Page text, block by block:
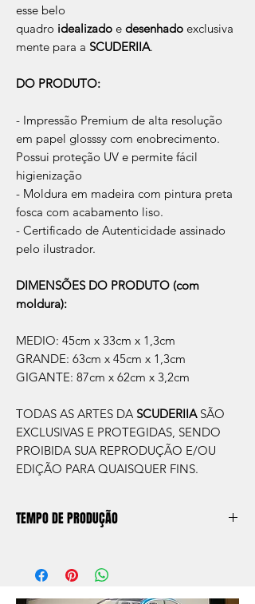
esse belo
quadro idealizado e desenhado exclusiva
mente para a SCUDERIIA.
DO PRODUTO:
- Impressão Premium de alta resolução
em papel glosssy com enobrecimento.
Possui proteção UV e permite fácil
higienização
- Moldura em madeira com pintura preta
fosca com acabamento liso.
- Certificado de Autenticidade assinado
pelo ilustrador.
DIMENSÕES DO PRODUTO (com
moldura):
MEDIO: 45cm x 33cm x 1,3cm
GRANDE: 63cm x 45cm x 1,3cm
GIGANTE: 87cm x 62cm x 3,2cm
TODAS AS ARTES DA SCUDERIIA SÃO
EXCLUSIVAS E PROTEGIDAS, SENDO
PROIBIDA SUA REPRODUÇÃO E/OU
EDIÇÃO PARA QUAISQUER FINS.
TEMPO DE PRODUÇÃO
aprox. 5 dias úteis, após a confirmação de
compra.
Após a produçao, seguimos com o envio